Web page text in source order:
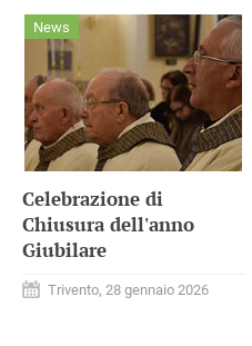
Celebrazione di
Chiusura dell'anno
Giubilare
Trivento, 28 gennaio 2026
News